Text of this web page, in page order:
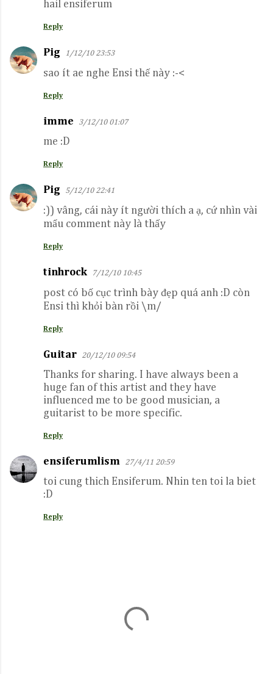
hail ensiferum
Reply
Pig 1/12/10 23:53
sao ít ae nghe Ensi thế này :-<
Reply
imme 3/12/10 01:07
me :D
Reply
Pig 5/12/10 22:41
:)) vâng, cái này ít người thích a ạ, cứ nhìn vài
mẩu comment này là thấy
Reply
tinhrock 7/12/10 10:45
post có bố cục trình bày đẹp quá anh :D còn
Ensi thì khỏi bàn rồi \m/
Reply
Guitar 20/12/10 09:54
Thanks for sharing. I have always been a
huge fan of this artist and they have
influenced me to be good musician, a
guitarist to be more specific.
Reply
ensiferumlism 27/4/11 20:59
toi cung thich Ensiferum. Nhin ten toi la biet
:D
Reply